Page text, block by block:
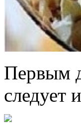
Первым
следует